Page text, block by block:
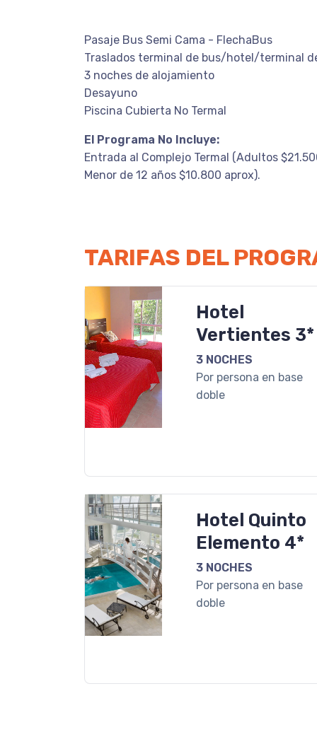
Pasaje Bus Semi Cama - FlechaBus
Traslados terminal de bus/hotel/terminal
3 noches de alojamiento
Desayuno
Piscina Cubierta No Termal
El Programa No Incluye:
Entrada al Complejo Termal (Adultos
Menor de 12 años $10.800 aprox).
TARIFAS DEL
Hotel
Vertientes 3*
3 NOCHES
Por persona en base
doble
Hotel Quinto
Elemento 4*
3 NOCHES
Por persona en base
doble